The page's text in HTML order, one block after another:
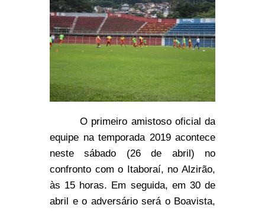
O primeiro amistoso oficial da
equipe na temporada 2019 acontece
neste sábado (26 de abril) no
confronto com o Itaboraí, no Alzirão,
às 15 horas. Em seguida, em 30 de
abril e o adversário será o Boavista,